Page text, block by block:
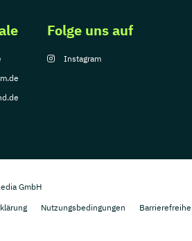
Folge uns auf
Instagram
GmbH
Nutzungsbedingungen